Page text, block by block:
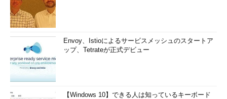
Envoy、Istioによるサービスメッシュのスタートア
ップ、Tetrateが正式デビュー
【Windows 10】できる人は知っているキーボード